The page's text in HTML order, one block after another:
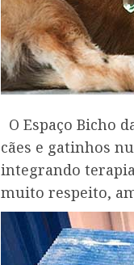
O Espaço Bicho
cães e gatinhos
integrando
muito respeito,